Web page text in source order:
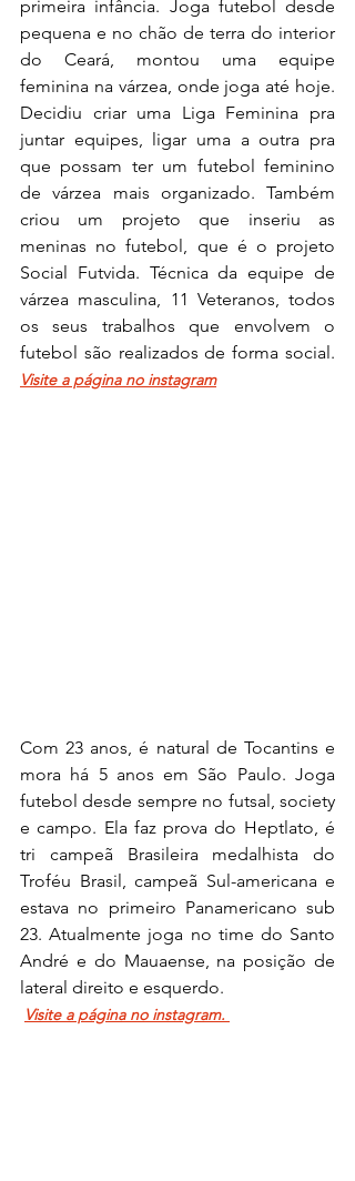
primeira infância. Joga futebol desde
pequena e no chão de terra do interior
do Ceará, montou uma equipe
feminina na várzea, onde joga até hoje.
Decidiu criar uma Liga Feminina pra
juntar equipes, ligar uma a outra pra
que possam ter um futebol feminino
de várzea mais organizado. Também
criou um projeto que inseriu as
meninas no futebol, que é o projeto
Social Futvida. Técnica da equipe de
várzea masculina, 11 Veteranos, todos
os seus trabalhos que envolvem o
Visite a página no instagram
Com 23 anos, é natural de Tocantins e
mora há 5 anos em São Paulo. Joga
futebol desde sempre no futsal, society
e campo. Ela faz prova do Heptlato, é
tri campeã Brasileira medalhista do
Troféu Brasil, campeã Sul-americana e
estava no primeiro Panamericano sub
23. Atualmente joga no time do Santo
André e do Mauaense, na posição de
lateral direito e esquerdo.
Visite a página no instagram.